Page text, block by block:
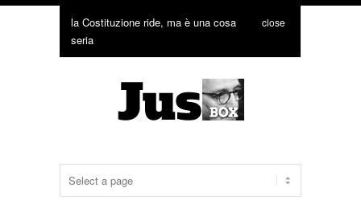
la Costituzione ride, ma è una cosa
seria
close